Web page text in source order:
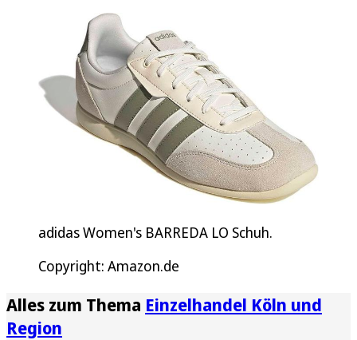
adidas Women's BARREDA LO Schuh.
Copyright: Amazon.de
Alles zum Thema Einzelhandel Köln und
Region